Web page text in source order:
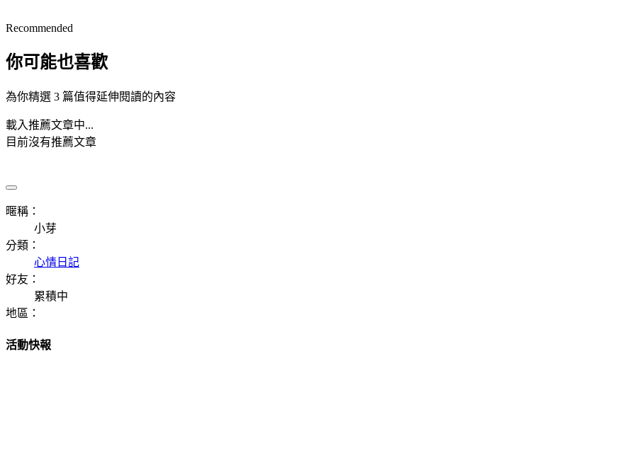
Recommended
你可能也喜歡
為你精選 3 篇值得延伸閱讀的內容
載入推薦文章中...
目前沒有推薦文章
暱稱：
小芽
分類：
心情日記
好友：
累積中
地區：
活動快報